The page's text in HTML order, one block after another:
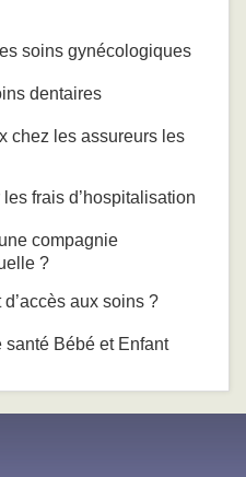
soins gynécologiques
dentaires
chez les assureurs les
frais d’hospitalisation
compagnie
?
aux soins ?
Bébé et Enfant